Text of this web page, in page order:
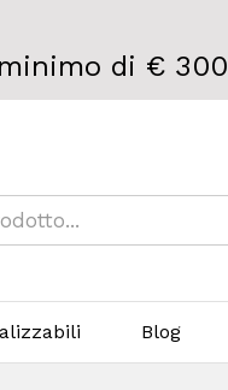
di € 300
Blog